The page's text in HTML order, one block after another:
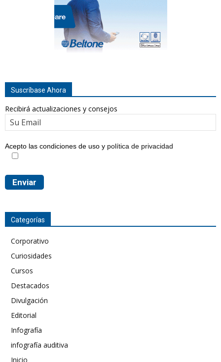
Suscríbase Ahora
Recibirá actualizaciones y consejos
Acepto las condiciones de uso y política de privacidad
Categorías
Corporativo
Curiosidades
Cursos
Destacados
Divulgación
Editorial
Infografía
infografía auditiva
Inicio